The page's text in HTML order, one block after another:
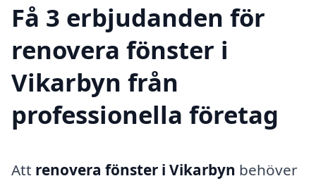
Få 3 erbjudanden för
renovera fönster i
Vikarbyn från
professionella företag
Att renovera fönster i Vikarbyn behöver